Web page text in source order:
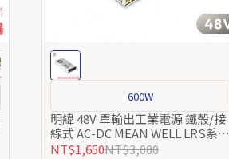
600W
明緯 48V 單輸出工業電源 鐵殼/接
線式 AC-DC MEAN WELL LRS系列
交流轉直流
NT$1,650NT$3,000